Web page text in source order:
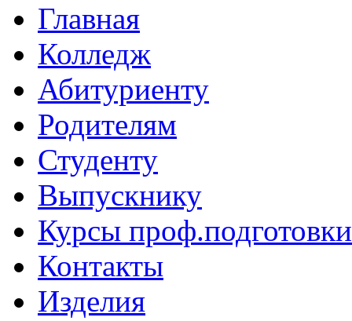
Главная
Колледж
Абитуриенту
Родителям
Студенту
Выпускнику
Курсы проф.подготовки
Контакты
Изделия